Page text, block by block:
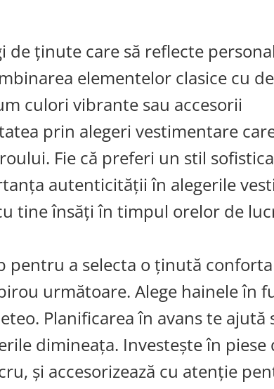
de ținute care să reflecte
elementelor clasice cu
culori vibrante sau accesorii
prin alegeri vestimentare
Fie că preferi un stil
autenticității în alegerile
tine însăți în timpul orelor de
a selecta o ținută
următoare. Alege hainele în
Planificarea în avans te ajută
dimineața. Investește în piese
și accesorizează cu atenție